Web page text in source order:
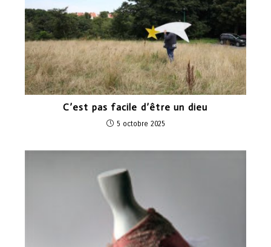
C’est pas facile d’être un dieu
5 octobre 2025